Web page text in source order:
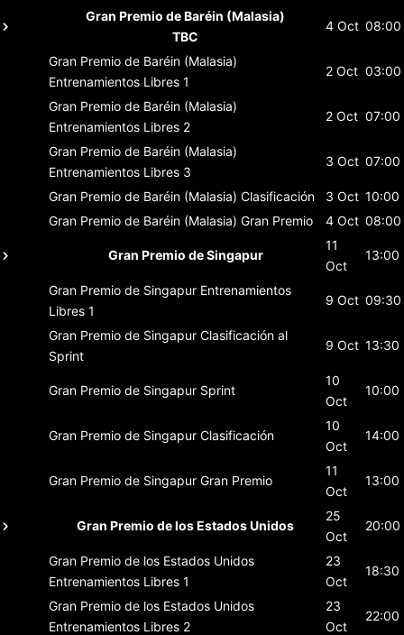
Gran Premio de Baréin (Malasia)
TBC
4 Oct 08:00
Gran Premio de Baréin (Malasia)
Entrenamientos Libres 1
2 Oct 03:00
Gran Premio de Baréin (Malasia)
Entrenamientos Libres 2
2 Oct 07:00
Gran Premio de Baréin (Malasia)
Entrenamientos Libres 3
3 Oct 07:00
Gran Premio de Baréin (Malasia) Clasificación 3 Oct 10:00
Gran Premio de Baréin (Malasia) Gran Premio 4 Oct 08:00
Gran Premio de Singapur
11
Oct
13:00
Gran Premio de Singapur Entrenamientos
Libres 1
9 Oct 09:30
Gran Premio de Singapur Clasificación al
Sprint
9 Oct 13:30
Gran Premio de Singapur Sprint
10
Oct
10:00
Gran Premio de Singapur Clasificación
10
Oct
14:00
Gran Premio de Singapur Gran Premio
11
Oct
13:00
Gran Premio de los Estados Unidos
25
Oct
20:00
Gran Premio de los Estados Unidos
Entrenamientos Libres 1
23
Oct
18:30
Gran Premio de los Estados Unidos
Entrenamientos Libres 2
23
Oct
22:00